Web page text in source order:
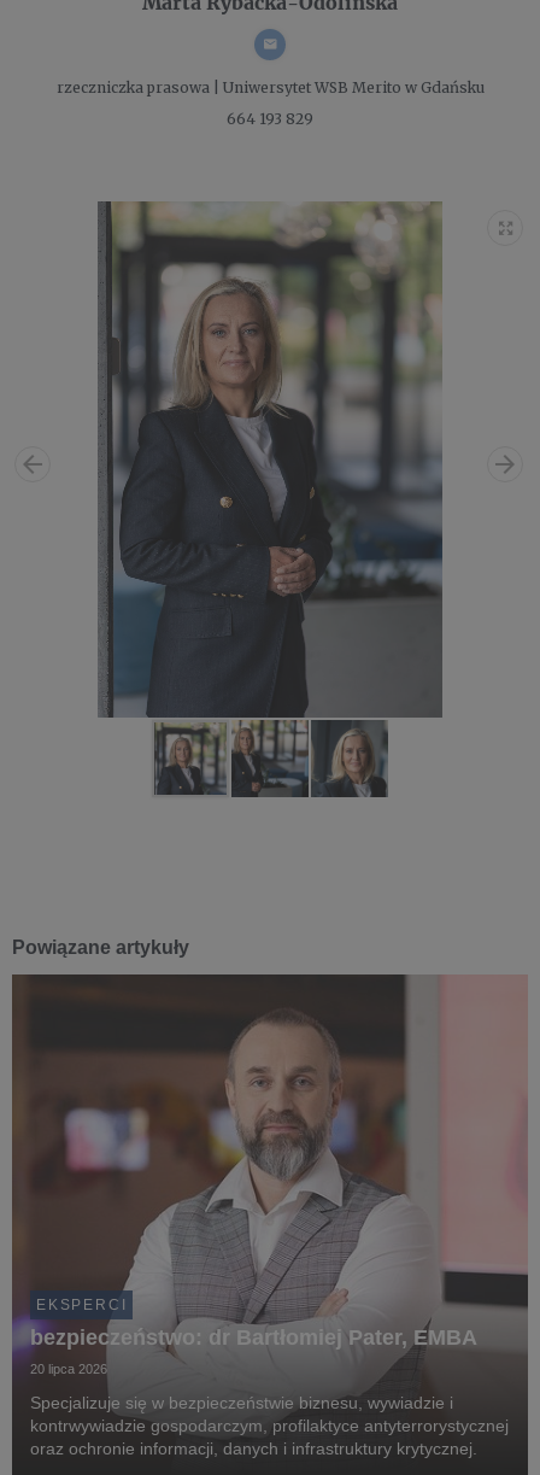
rzeczniczka prasowa |
Uniwersytet WSB Merito w Gdańsku
664 193 829
Powiązane artykuły
EKSPERCI
bezpieczeństwo: dr Bartłomiej Pater, EMBA
20 lipca 2026
Specjalizuje się w bezpieczeństwie biznesu, wywiadzie i
kontrwywiadzie gospodarczym, profilaktyce antyterrorystycznej
oraz ochronie informacji, danych i infrastruktury krytycznej.